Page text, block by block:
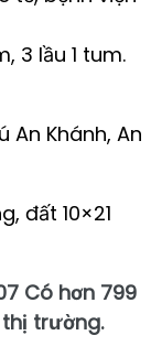
3 lầu 1 tum.
An Khánh, An
đất 10×21
Có hơn 799
thị trường.